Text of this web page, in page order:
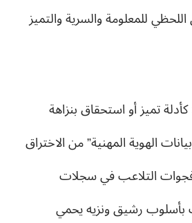
للمعلومة والسرية والتميز
تميز أو استحقاق بنزاهة
الهوية المهنية” من الاختراق
التلاعب في سجلات
بأسلوب رشيق ونزيه يحمي